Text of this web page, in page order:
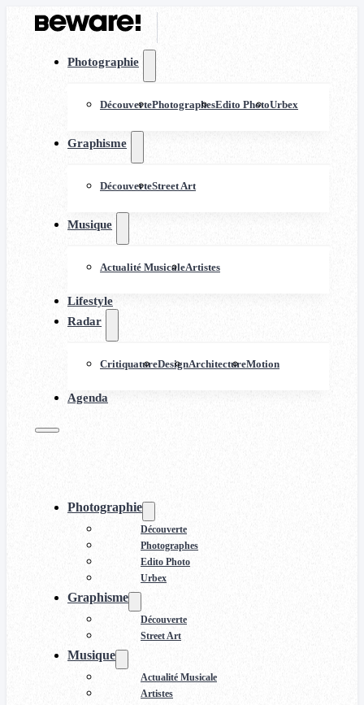
Photographie
DécouvertePhotographesEdito PhotoUrbex
Graphisme
DécouverteStreet Art
Musique
Actualité MusicaleArtistes
Lifestyle
Radar
CritiquatureDesignArchitectureMotion
Agenda
Photographie
Découverte
Photographes
Edito Photo
Urbex
Graphisme
Découverte
Street Art
Musique
Actualité Musicale
Artistes